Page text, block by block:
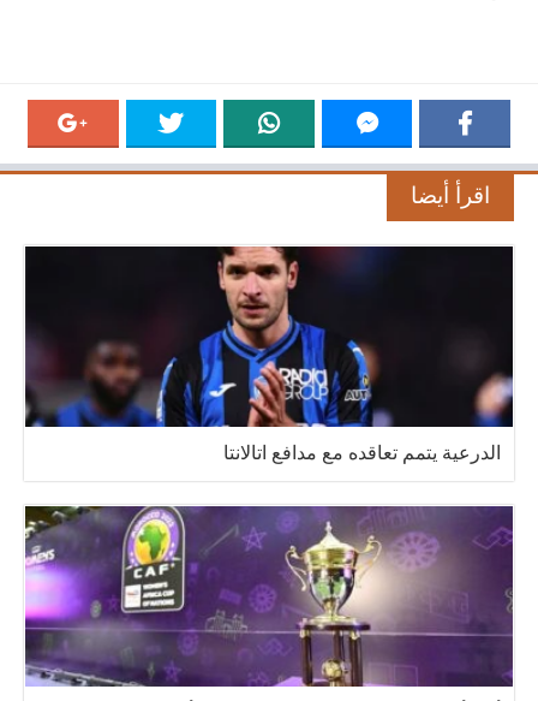
اقرأ أيضا
الدرعية يتمم تعاقده مع مدافع اتالانتا